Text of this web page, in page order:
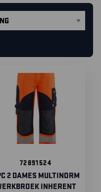
72891524
2 DAMES MULTINORM
INHERENT